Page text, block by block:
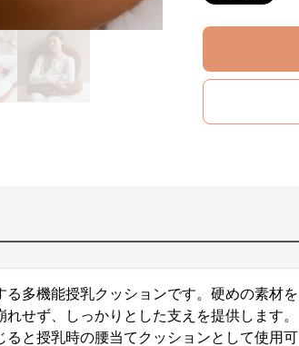
多機能授乳クッションです。硬めの素材を
せず、しっかりとした支えを提供します。
と授乳時の腰当てクッションとして使用可